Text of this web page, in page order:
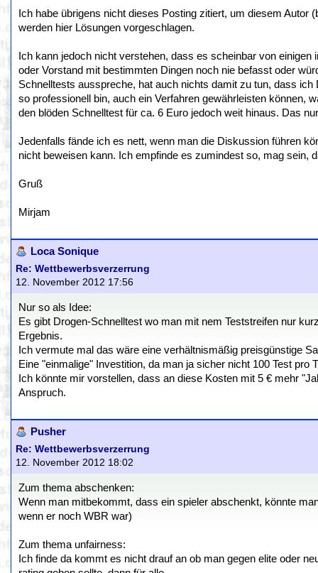
Ich habe übrigens nicht dieses Posting zitiert, um diesem
werden hier Lösungen vorgeschlagen.
Ich kann jedoch nicht verstehen, dass es scheinbar von
oder Vorstand mit bestimmten Dingen noch nie befasst oder
Schnelltests ausspreche, hat auch nichts damit zu tun, dass
so professionell bin, auch ein Verfahren gewährleisten können,
den blöden Schnelltest für ca. 6 Euro jedoch weit hinaus. Das
Jedenfalls fände ich es nett, wenn man die Diskussion führen
nicht beweisen kann. Ich empfinde es zumindest so, mag sein,
Gruß
Mirjam
Loca Sonique
Re: Wettbewerbsverzerrung
12. November 2012 17:56
Nur so als Idee:
Es gibt Drogen-Schnelltest wo man mit nem Teststreifen nur
Ergebnis.
Ich vermute mal das wäre eine verhältnismäßig preisgünstige
Eine "einmalige" Investition, da man ja sicher nicht 100 Test
Ich könnte mir vorstellen, dass an diese Kosten mit 5 € mehr
Anspruch.
Pusher
Re: Wettbewerbsverzerrung
12. November 2012 18:02
Zum thema abschenken:
Wenn man mitbekommt, dass ein spieler abschenkt, könnte
wenn er noch WBR war)
Zum thema unfairness:
Ich finde da kommt es nicht drauf an ob man gegen elite oder